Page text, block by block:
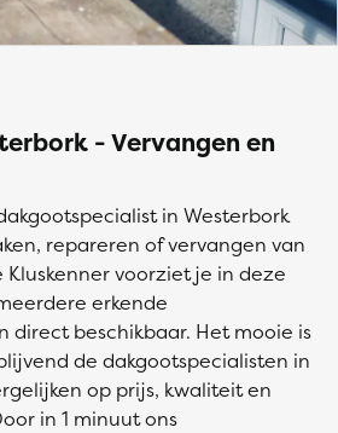
- Vervangen en
in Westerbork
repareren of vervangen van
voorziet je in deze
erkende
direct beschikbaar. Het mooie is
de dakgootspecialisten in
op prijs, kwaliteit en
in 1 minuut ons